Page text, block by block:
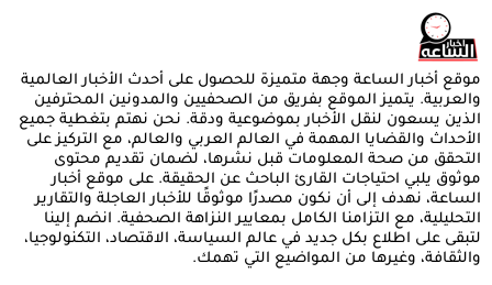
موقع أخبار الساعة وجهة متميزة للحصول على أحدث الأخبار العالمية
والعربية. يتميز الموقع بفريق من الصحفيين والمدونين المحترفين
الذين يسعون لنقل الأخبار بموضوعية ودقة. نحن نهتم بتغطية جميع
الأحداث والقضايا المهمة في العالم العربي والعالم، مع التركيز على
التحقق من صحة المعلومات قبل نشرها، لضمان تقديم محتوى
موثوق يلبي احتياجات القارئ الباحث عن الحقيقة. على موقع أخبار
الساعة، نهدف إلى أن نكون مصدرًا موثوقًا للأخبار العاجلة والتقارير
التحليلية، مع التزامنا الكامل بمعايير النزاهة الصحفية. انضم إلينا
لتبقى على اطلاع بكل جديد في عالم السياسة، الاقتصاد، التكنولوجيا،
والثقافة، وغيرها من المواضيع التي تهمك.